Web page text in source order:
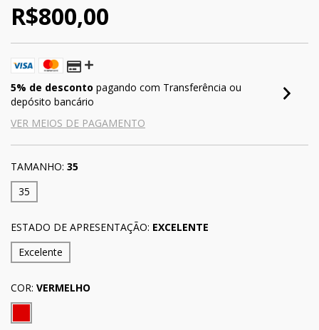
R$800,00
5% de desconto pagando com Transferência ou
depósito bancário
VER MEIOS DE PAGAMENTO
TAMANHO: 35
35
ESTADO DE APRESENTAÇÃO: EXCELENTE
Excelente
COR: VERMELHO